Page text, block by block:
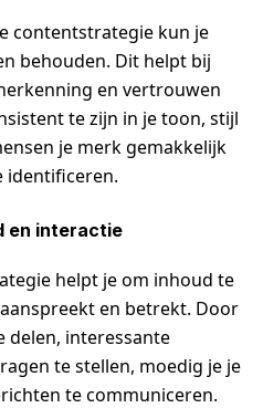
contentstrategie kun je
behouden. Dit helpt bij
en vertrouwen
te zijn in je toon, stijl
je merk gemakkelijk
identificeren.
en interactie
helpt je om inhoud te
en betrekt. Door
delen, interessante
te stellen, moedig je je
te communiceren.